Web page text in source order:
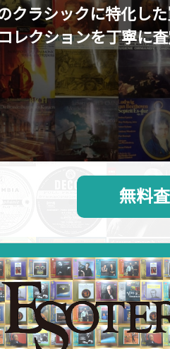
クラシックに特化し
レクションを丁寧に
無料